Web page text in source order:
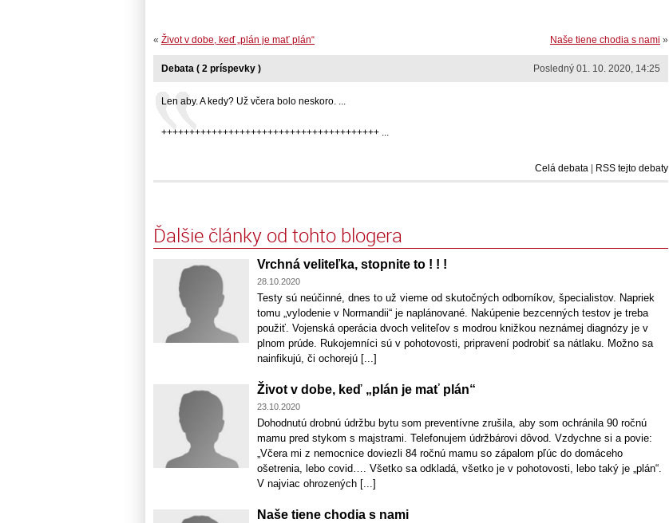
Naše tiene chodia s nami »
« Život v dobe, keď „plán je mať plán“
Posledný 01. 10. 2020, 14:25
Debata ( 2 príspevky )
Len aby. A kedy? Už včera bolo neskoro. ...
+++++++++++++++++++++++++++++++++++++++ ...
Celá debata RSS tejto debaty
Ďalšie články od tohto blogera
Vrchná veliteľka, stopnite to ! ! !
28.10.2020
Testy sú neúčinné, dnes to už vieme od skutočných odborníkov, špecialistov. Napriek
tomu „vylodenie v Normandii“ je naplánované. Nakúpenie bezcenných testov je treba
použiť. Vojenská operácia dvoch veliteľov s modrou knižkou neznámej diagnózy je v
plnom prúde. Rukojemníci sú v pohotovosti, pripravení podrobiť sa nátlaku. Možno sa
nainfikujú, či ochorejú [...]
Život v dobe, keď „plán je mať plán“
23.10.2020
Dohodnutú drobnú údržbu bytu som preventívne zrušila, aby som ochránila 90 ročnú
mamu pred stykom s majstrami. Telefonujem údržbárovi dôvod. Vzdychne si a povie:
„Včera mi z nemocnice doviezli 84 ročnú mamu so zápalom pľúc do domáceho
ošetrenia, lebo covid…. Všetko sa odkladá, všetko je v pohotovosti, lebo taký je „plán“.
V najviac ohrozených [...]
Naše tiene chodia s nami